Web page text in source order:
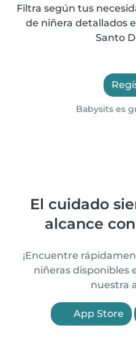
Filtra según tus
de niñera detallados
Santo
Babysits es
El cuidado
alcance
¡Encuentre
niñeras disponibles
nuestra
App Store